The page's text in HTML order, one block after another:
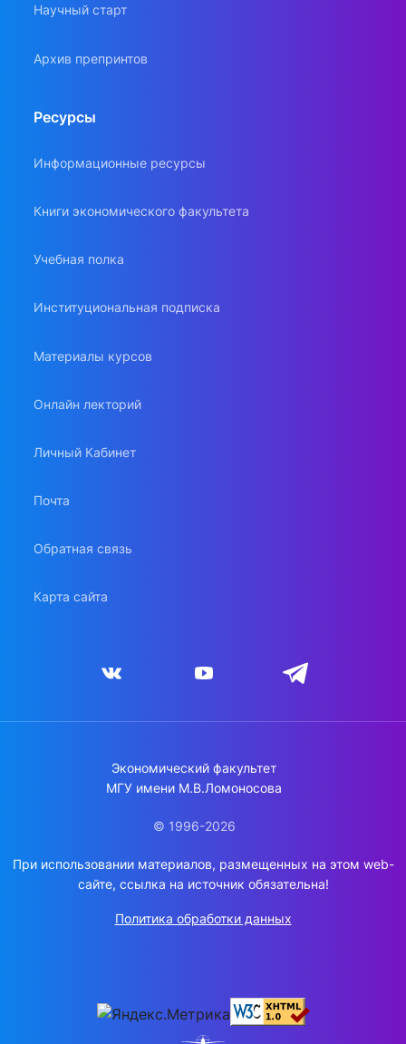
Научный старт
Архив препринтов
Ресурсы
Информационные ресурсы
Книги экономического факультета
Учебная полка
Институциональная подписка
Материалы курсов
Онлайн лекторий
Личный Кабинет
Почта
Обратная связь
Карта сайта
Экономический факультет
МГУ имени М.В.Ломоносова
© 1996-2026
При использовании материалов, размещенных на этом web-
сайте, ссылка на источник обязательна!
Политика обработки данных